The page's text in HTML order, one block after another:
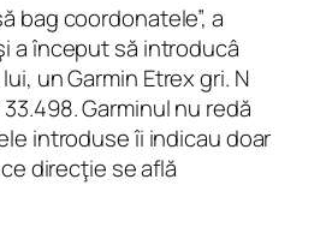
bag coordonatele”, a
a început să introducâ
un Garmin Etrex gri. N
33.498. Garminul nu redă
introduse îi indicau doar
direcţie se află